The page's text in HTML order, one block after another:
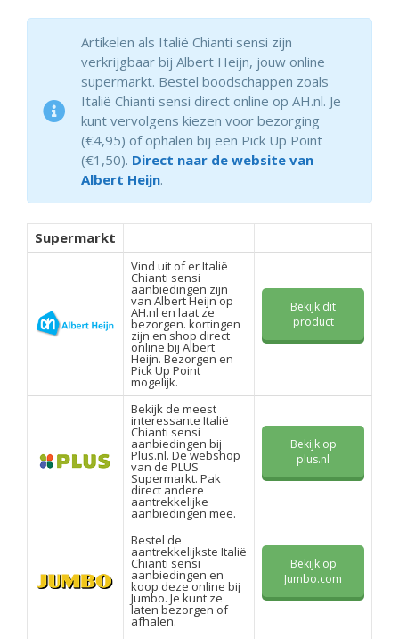
Artikelen als Italië Chianti sensi zijn
verkrijgbaar bij Albert Heijn, jouw online
supermarkt. Bestel boodschappen zoals
Italië Chianti sensi direct online op AH.nl. Je
kunt vervolgens kiezen voor bezorging
(€4,95) of ophalen bij een Pick Up Point
(€1,50). Direct naar de website van
Albert Heijn.
Supermarkt
Vind uit of er Italië
Chianti sensi
aanbiedingen zijn
van Albert Heijn op
AH.nl en laat ze
bezorgen. kortingen
zijn en shop direct
online bij Albert
Heijn. Bezorgen en
Pick Up Point
mogelijk.
Bekijk dit
product
Bekijk de meest
interessante Italië
Chianti sensi
aanbiedingen bij
Plus.nl. De webshop
van de PLUS
Supermarkt. Pak
direct andere
aantrekkelijke
aanbiedingen mee.
Bekijk op
plus.nl
Bestel de
aantrekkelijkste Italië
Chianti sensi
aanbiedingen en
koop deze online bij
Jumbo. Je kunt ze
laten bezorgen of
afhalen.
Bekijk op
Jumbo.com